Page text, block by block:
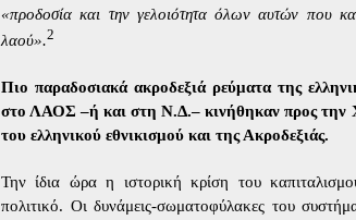
«προδοσία και την γελοιότητα όλων αυτών που
λαού».2
Πιο παραδοσιακά ακροδεξιά ρεύματα της
στο ΛΑΟΣ –ή και στη Ν.Δ.– κινήθηκαν προς την
του ελληνικού εθνικισμού και της Ακροδεξιάς.
Την ίδια ώρα η ιστορική κρίση του
πολιτικό. Οι δυνάμεις-σωματοφύλακες του